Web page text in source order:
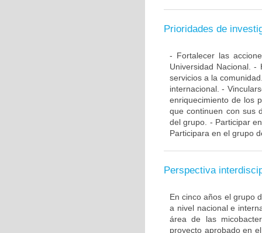
Prioridades de
- Fortalecer las
Universidad Nacional. -
servicios a la
internacional. -
enriquecimiento de los
que continuen con sus
del grupo. - Participar
Participara en el grupo
Perspectiva
En cinco años el grupo
a nivel nacional e
área de las
proyecto aprobado en